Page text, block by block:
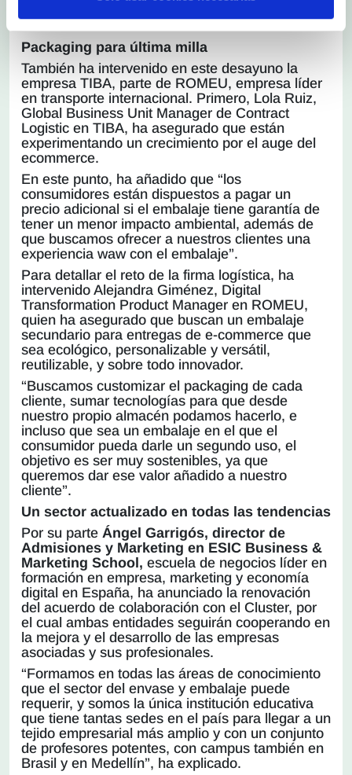
Packaging para última milla
También ha intervenido en este desayuno la
empresa TIBA, parte de ROMEU, empresa líder
en transporte internacional. Primero, Lola Ruiz,
Global Business Unit Manager de Contract
Logistic en TIBA, ha asegurado que están
experimentando un crecimiento por el auge del
ecommerce.
En este punto, ha añadido que “los
consumidores están dispuestos a pagar un
precio adicional si el embalaje tiene garantía de
tener un menor impacto ambiental, además de
que buscamos ofrecer a nuestros clientes una
experiencia waw con el embalaje”.
Para detallar el reto de la firma logística, ha
intervenido Alejandra Giménez, Digital
Transformation Product Manager en ROMEU,
quien ha asegurado que buscan un embalaje
secundario para entregas de e-commerce que
sea ecológico, personalizable y versátil,
reutilizable, y sobre todo innovador.
“Buscamos customizar el packaging de cada
cliente, sumar tecnologías para que desde
nuestro propio almacén podamos hacerlo, e
incluso que sea un embalaje en el que el
consumidor pueda darle un segundo uso, el
objetivo es ser muy sostenibles, ya que
queremos dar ese valor añadido a nuestro
cliente”.
Un sector actualizado en todas las tendencias
Por su parte Ángel Garrigós, director de
Admisiones y Marketing en ESIC Business &
Marketing School, escuela de negocios líder en
formación en empresa, marketing y economía
digital en España, ha anunciado la renovación
del acuerdo de colaboración con el Cluster, por
el cual ambas entidades seguirán cooperando en
la mejora y el desarrollo de las empresas
asociadas y sus profesionales.
“Formamos en todas las áreas de conocimiento
que el sector del envase y embalaje puede
requerir, y somos la única institución educativa
que tiene tantas sedes en el país para llegar a un
tejido empresarial más amplio y con un conjunto
de profesores potentes, con campus también en
Brasil y en Medellín”, ha explicado.